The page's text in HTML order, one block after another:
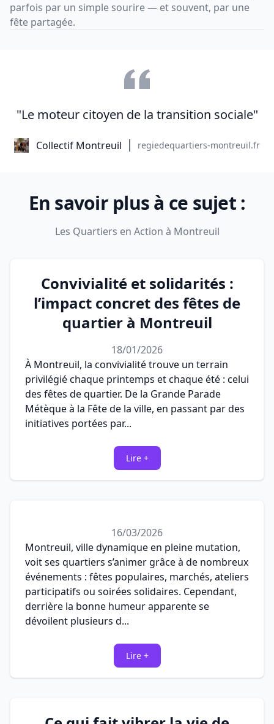
parfois par un simple sourire — et souvent, par une
fête partagée.
"Le moteur citoyen de la transition sociale"
Collectif Montreuil regiedequartiers-montreuil.fr
En savoir plus à ce sujet :
Les Quartiers en Action à Montreuil
Convivialité et solidarités :
l’impact concret des fêtes de
quartier à Montreuil
18/01/2026
À Montreuil, la convivialité trouve un terrain
privilégié chaque printemps et chaque été : celui
des fêtes de quartier. De la Grande Parade
Métèque à la Fête de la ville, en passant par des
initiatives portées par...
Lire +
16/03/2026
Montreuil, ville dynamique en pleine mutation,
voit ses quartiers s’animer grâce à de nombreux
événements : fêtes populaires, marchés, ateliers
participatifs ou soirées solidaires. Cependant,
derrière la bonne humeur apparente se
dévoilent plusieurs d...
Lire +